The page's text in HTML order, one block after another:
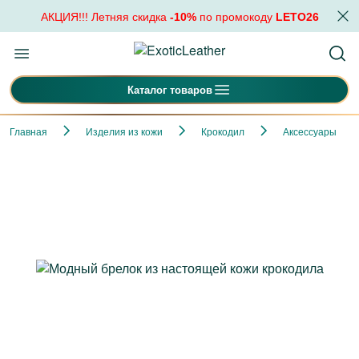
АКЦИЯ!!! Летняя скидка -10%по промокоду LETO26
Каталог товаров
Главная Изделия из кожи Крокодил Аксессуары